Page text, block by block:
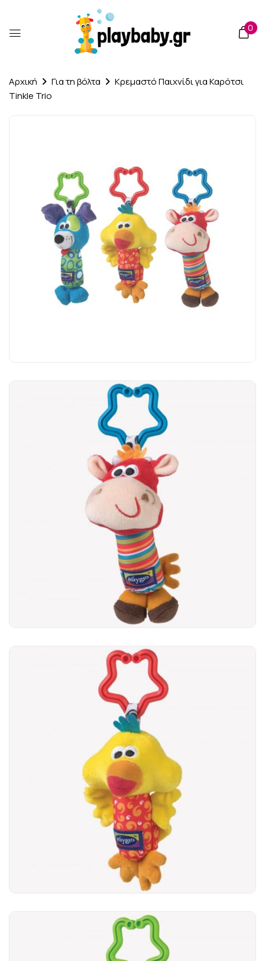
0
Αρχική Για τη βόλτα
Κρεμαστό Παιχνίδι για Καρότσι
Tinkle Trio